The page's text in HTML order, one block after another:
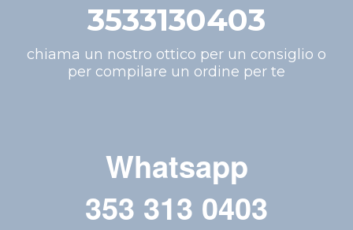
3533130403
chiama un nostro ottico per un consiglio o
per compilare un ordine per te
Whatsapp
353 313 0403